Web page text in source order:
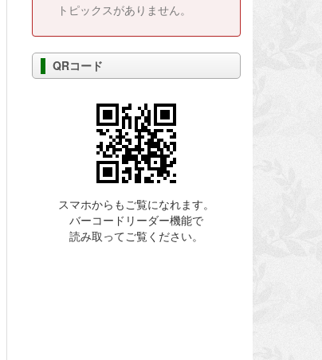
トピックスがありません。
QRコード
スマホからもご覧になれます。
バーコードリーダー機能で
読み取ってご覧ください。